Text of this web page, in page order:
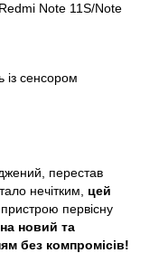
Note 11S/Note
із сенсором
перестав
нечітким, цей
первісну
новий та
без компромісів!